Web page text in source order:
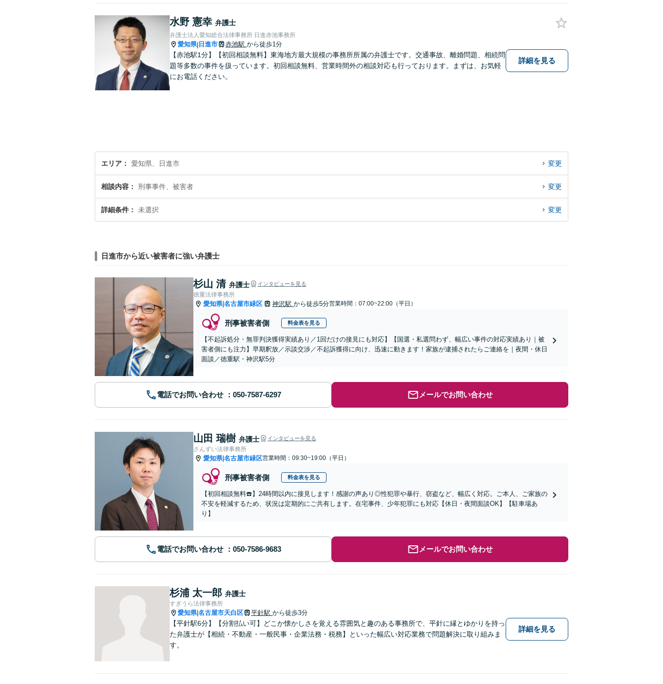
水野 憲幸 弁護士
弁護士法人愛知総合法律事務所 日進赤池事務所
愛知県| 日進市 赤池駅 から徒歩1分
【赤池駅1分】【初回相談無料】東海地方最大規模の事務所所属の弁護士です。交通事故、離婚問題、相続問
題等多数の事件を扱っています。初回相談無料、営業時間外の相談対応も行っております。まずは、お気軽
にお電話ください。
詳細を見る
エリア 愛知県、日進市 変更
相談内容 刑事事件、被害者 変更
詳細条件 未選択 変更
日進市から近い被害者に強い弁護士
杉山 清 弁護士 インタビューを見る
徳重法律事務所
愛知県|名古屋市緑区 神沢駅 から徒歩5分営業時間：07:00~22:00（平日）
刑事被害者側 料金表を見る
【不起訴処分・無罪判決獲得実績あり／1回だけの接見にも対応】【国選・私選問わず、幅広い事件の対応実績あり｜被
害者側にも注力】早期釈放／示談交渉／不起訴獲得に向け、迅速に動きます！家族が逮捕されたらご連絡を｜夜間・休日
面談／徳重駅・神沢駅5分
電話でお問い合わせ メールでお問い合わせ
山田 瑞樹 弁護士 インタビューを見る
さんずい法律事務所
愛知県|名古屋市緑区営業時間：09:30~19:00（平日）
刑事被害者側 料金表を見る
【初回相談無料☎️】24時間以内に接見します！感謝の声あり◎性犯罪や暴行、窃盗など、幅広く対応。ご本人、ご家族の
不安を軽減するため、状況は定期的にご共有します。在宅事件、少年犯罪にも対応【休日・夜間面談OK】【駐車場あ
り】
電話でお問い合わせ メールでお問い合わせ
杉浦 太一郎 弁護士
すぎうら法律事務所
愛知県|名古屋市天白区 平針駅 から徒歩3分
【平針駅6分】【分割払い可】どこか懐かしさを覚える雰囲気と趣のある事務所で、平針に縁とゆかりを持っ
た弁護士が【相続・不動産・一般民事・企業法務・税務】といった幅広い対応業務で問題解決に取り組みま
す。
詳細を見る